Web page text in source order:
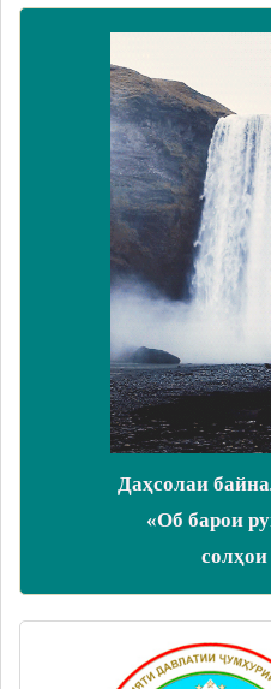
Даҳсолаи
«Об барои
солҳои